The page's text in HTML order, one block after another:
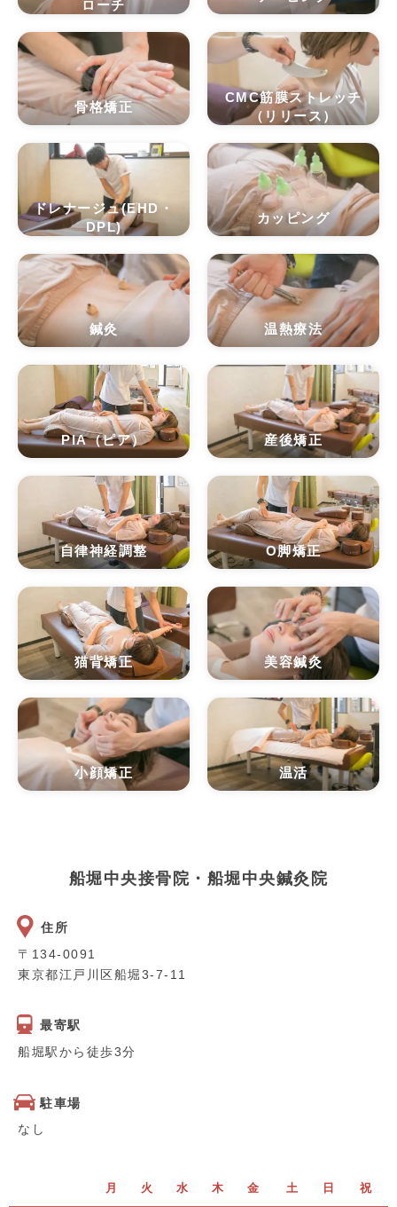
ローチ
骨格矯正
CMC筋膜ストレッチ
（リリース）
ドレナージュ(EHD・
DPL)
カッピング
鍼灸 温熱療法
PIA（ピア） 産後矯正
自律神経調整 O脚矯正
猫背矯正 美容鍼灸
小顔矯正 温活
船堀中央接骨院・船堀中央鍼灸院
住所
〒134-0091
東京都江戸川区船堀3-7-11
最寄駅
船堀駅から徒歩3分
駐車場
なし
月 火 水 木 金 土 日 祝